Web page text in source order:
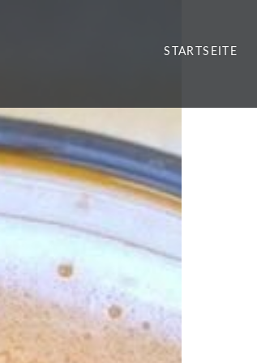
STARTSEITE